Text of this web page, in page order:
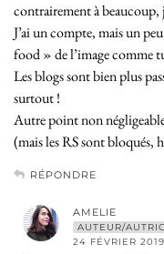
contrairement à beaucoup,
J’ai un compte, mais un
food » de l’image comme
Les blogs sont bien plus
surtout !
Autre point non
(mais les RS sont bloqués,
RÉPONDRE
AMELIE
AUTEUR/
24 FÉVRIER